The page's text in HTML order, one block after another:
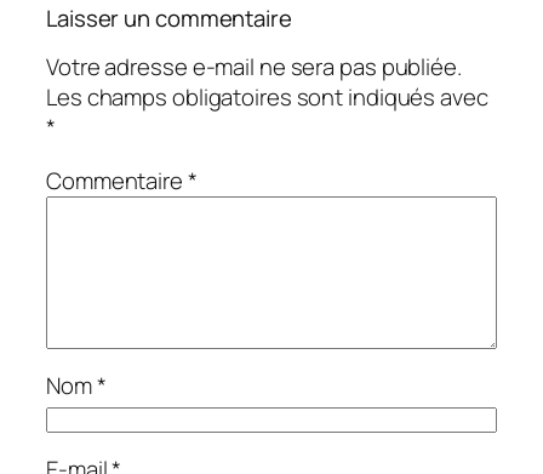
Laisser un commentaire
Votre adresse e-mail ne sera pas publiée.
Les champs obligatoires sont indiqués avec
*
Commentaire*
Nom*